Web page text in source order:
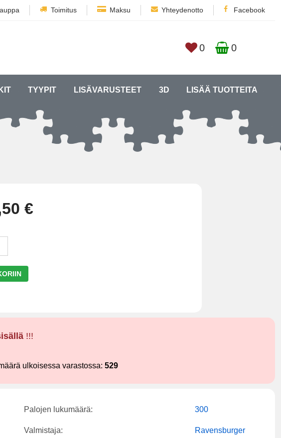
Toimitus Maksu Yhteydenotto Facebook
0 0
TYYPIT LISÄVARUSTEET 3D LISÄÄ TUOTTEITA
€
!!!
ulkoisessa varastossa: 529
Palojen lukumäärä: 300
Valmistaja: Ravensburger